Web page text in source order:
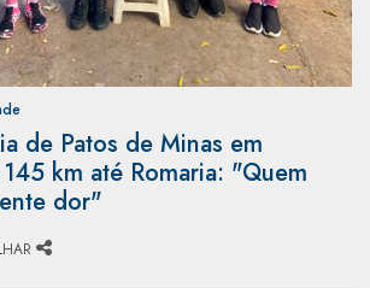
de Patos de Minas em
km até Romaria: "Quem
dor"